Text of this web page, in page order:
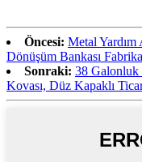
Öncesi: Metal
Dönüşüm Bankası
Sonraki: 38 Galonluk
Kovası, Düz Kapaklı